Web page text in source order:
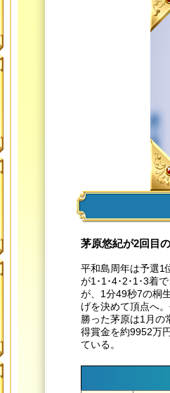
茅原悠紀が2回目
平和島周年は予選1
が1･1･4･2･1･3着
が、1分49秒7の桐
げを決めて頂点へ
勝った茅原は1月の
得賞金を約9952万
ている。